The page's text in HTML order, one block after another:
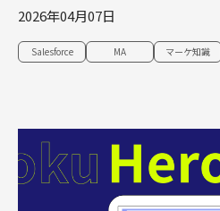
サービスから選
ぶ
製品
ンサルティ
ング支援
支援
駐・
ト）
カスタマージャーニーワーク
SFAマネジメントワークショ
商談フェーズ設計ワークシ
サクセスパスワークショップ
Data Cloud
Agentforce
BtoBマーケティング支援
運用(常駐・リモート)支援
SIベンダー向け支援
エンジニア派遣
定着・活用支援
Account Engagement（旧
運用・定着・活用支援
DataCloud
定着・活用支援
Agentforce
Salesforceを導入したけどうま
Salesforce運用(常駐・リモート)
Salesforceセールスコンサルテ
その他課題はこちら
2026年04月07日
Salesforce MA マーケ知識